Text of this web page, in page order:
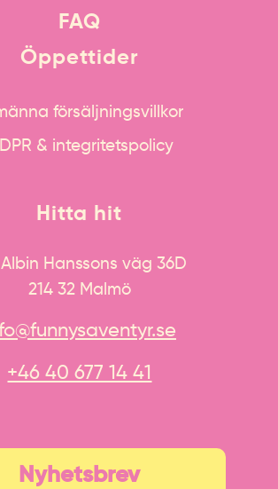
FAQ
Öppettider
försäljningsvillkor
& integritetspolicy
Hitta hit
Hanssons väg 36D
214 32 Malmö
+46 40 677 14 41
Nyhetsbrev